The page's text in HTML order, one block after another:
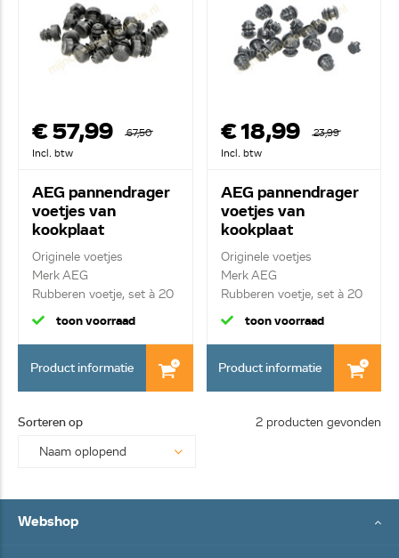
€ 57,99
67,50
Incl. btw
AEG pannendrager
voetjes van
kookplaat
4055370367
Originele voetjes
Merk AEG
Rubberen voetje, set à 20
stuk
toon voorraad
Product informatie
€ 18,99
23,99
Incl. btw
AEG pannendrager
voetjes van
kookplaat
4055381125
Originele voetjes
Merk AEG
Rubberen voetje, set à 20
stuk
toon voorraad
Product informatie
Sorteren op 2 producten gevonden
Webshop